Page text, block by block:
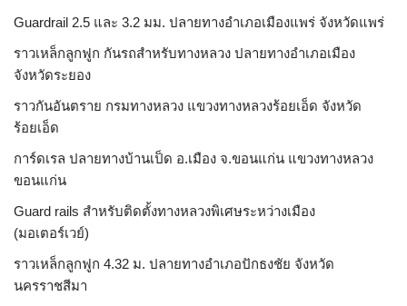
Guardrail 2.5 และ 3.2 มม. ปลายทางอำเภอเมืองแพร่ จังหวัดแพร่
ราวเหล็กลูกฟูก กันรถสําหรับทางหลวง ปลายทางอำเภอเมือง
จังหวัดระยอง
ราวกันอันตราย กรมทางหลวง แขวงทางหลวงร้อยเอ็ด จังหวัด
ร้อยเอ็ด
การ์ดเรล ปลายทางบ้านเป็ด อ.เมือง จ.ขอนแก่น แขวงทางหลวง
ขอนแก่น
Guard rails สำหรับติดตั้งทางหลวงพิเศษระหว่างเมือง
(มอเตอร์เวย์)
ราวเหล็กลูกฟูก 4.32 ม. ปลายทางอำเภอปักธงชัย จังหวัด
นครราชสีมา